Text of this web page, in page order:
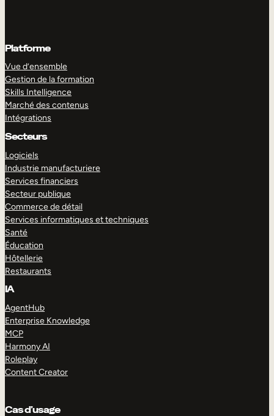
Platforme
Vue d’ensemble
Gestion de la formation
Skills Intelligence
Marché des contenus
Intégrations
Secteurs
Logiciels
Industrie manufacturiere
Services financiers
Secteur publique
Commerce de détail
Services informatiques et techniques
Santé
Éducation
Hôtellerie
Restaurants
IA
AgentHub
Enterprise Knowledge
MCP
Harmony AI
Roleplay
Content Creator
Cas d’usage